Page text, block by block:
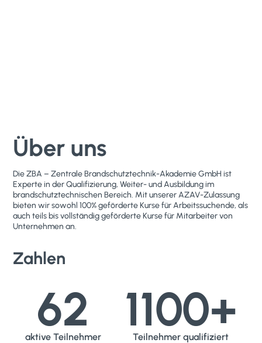
Über uns
Die ZBA – Zentrale Brandschutztechnik-Akademie GmbH ist
Experte in der Qualifizierung, Weiter- und Ausbildung im
brandschutztechnischen Bereich. Mit unserer AZAV-Zulassung
bieten wir sowohl 100% geförderte Kurse für Arbeitssuchende, als
auch teils bis vollständig geförderte Kurse für Mitarbeiter von
Unternehmen an.
Zahlen
62
aktive Teilnehmer 1100+
Teilnehmer qualifiziert